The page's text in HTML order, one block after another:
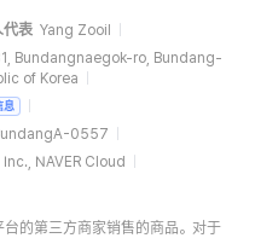
代表 Yang Zooil
Bundangnaegok-ro, Bundang-
of Korea
息
0557
NAVER Cloud
的第三方商家销售的商品。对于